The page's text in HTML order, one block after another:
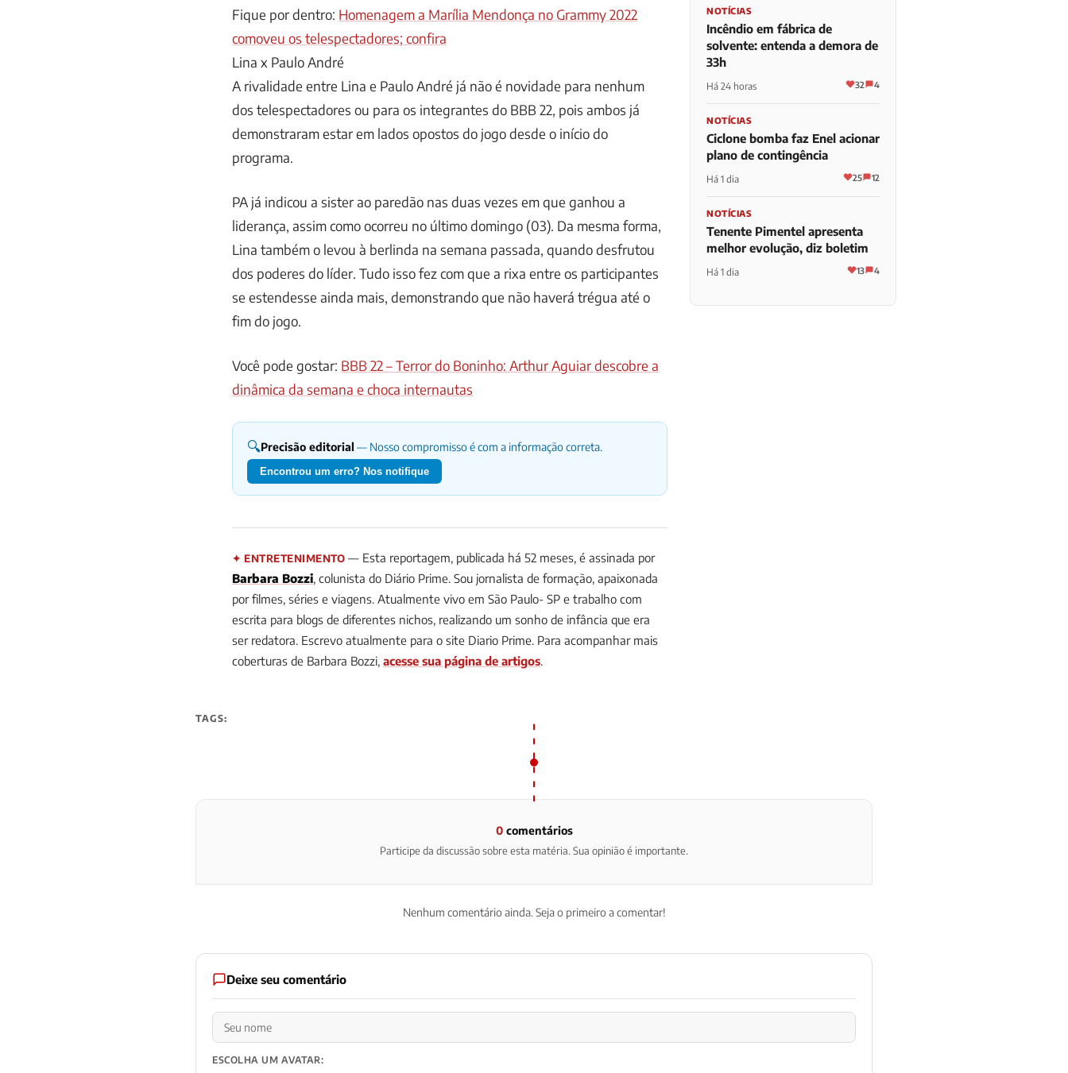
Fique por dentro: Homenagem a Marília Mendonça no Grammy 2022
comoveu os telespectadores; confira
Lina x Paulo André
A rivalidade entre Lina e Paulo André já não é novidade para nenhum
dos telespectadores ou para os integrantes do BBB 22, pois ambos já
demonstraram estar em lados opostos do jogo desde o início do
programa.
PA já indicou a sister ao paredão nas duas vezes em que ganhou a
liderança, assim como ocorreu no último domingo (03). Da mesma forma,
Lina também o levou à berlinda na semana passada, quando desfrutou
dos poderes do líder. Tudo isso fez com que a rixa entre os participantes
se estendesse ainda mais, demonstrando que não haverá trégua até o
fim do jogo.
Você pode gostar: BBB 22 – Terror do Boninho: Arthur Aguiar descobre a
dinâmica da semana e choca internautas
🔍Precisão editorial — Nosso compromisso é com a informação correta.
Encontrou um erro? Nos notifique
✦ ENTRETENIMENTO — Esta reportagem, publicada há 52 meses, é assinada por
Barbara Bozzi, colunista do Diário Prime. Sou jornalista de formação, apaixonada
por filmes, séries e viagens. Atualmente vivo em São Paulo- SP e trabalho com
escrita para blogs de diferentes nichos, realizando um sonho de infância que era
ser redatora. Escrevo atualmente para o site Diario Prime. Para acompanhar mais
coberturas de Barbara Bozzi, acesse sua página de artigos.
NOTÍCIAS
Incêndio em fábrica de
solvente: entenda a demora de
33h
Há 24 horas 32 4
NOTÍCIAS
Ciclone bomba faz Enel acionar
plano de contingência
Há 1 dia 25 12
NOTÍCIAS
Tenente Pimentel apresenta
melhor evolução, diz boletim
Há 1 dia 13 4
TAGS:
0comentários
Participe da discussão sobre esta matéria. Sua opinião é importante.
Nenhum comentário ainda. Seja o primeiro a comentar!
Deixe seu comentário
ESCOLHA UM AVATAR: